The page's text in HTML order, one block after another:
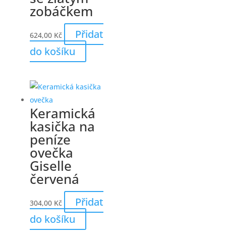
Hlavní benefity pokladničky
zelená pokladnička na peníze ve tvaru
kočky
keramické provedení pro pevnost a
hravou formou učí děti šetřit
dekorace do dětského pokoje i praktický
pomocník
vhodná jako dárek pro děti
Pokladnička nabízí praktické využití a
zároveň podporuje pravidelné ukládání
Tipy na použití, doplňky a péči
Jak pokladničku využít